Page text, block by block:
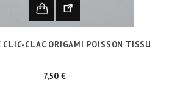
CLIC-CLAC ORIGAMI POISSON TISSU
7,50 €Prix